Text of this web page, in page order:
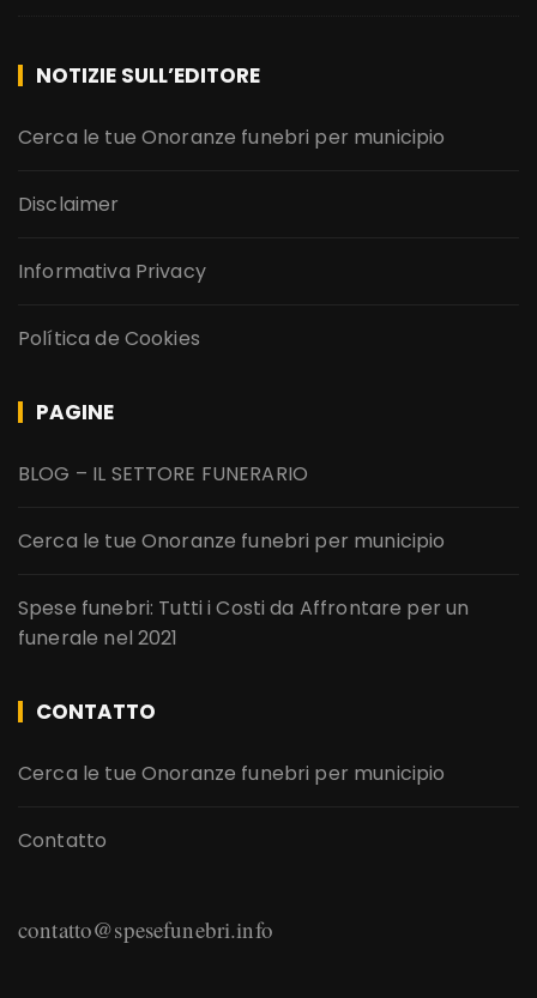
NOTIZIE SULL’EDITORE
Cerca le tue Onoranze funebri per municipio
Disclaimer
Informativa Privacy
Política de Cookies
PAGINE
BLOG – IL SETTORE FUNERARIO
Cerca le tue Onoranze funebri per municipio
Spese funebri: Tutti i Costi da Affrontare per un
funerale nel 2021
CONTATTO
Cerca le tue Onoranze funebri per municipio
Contatto
contatto@spesefunebri.info